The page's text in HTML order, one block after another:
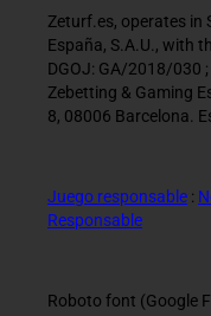
Zeturf.es, operates in
España, S.A.U., with
DGOJ: GA/2018/030
Zebetting & Gaming
8, 08006 Barcelona.
Juego responsable :
Responsable
Roboto font (Google